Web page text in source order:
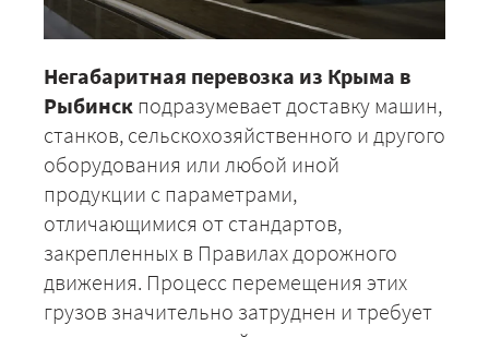
Негабаритная перевозка из Крыма в
Рыбинск подразумевает доставку машин,
станков, сельскохозяйственного и другого
оборудования или любой иной
продукции с параметрами,
отличающимися от стандартов,
закрепленных в Правилах дорожного
движения. Процесс перемещения этих
грузов значительно затруднен и требует